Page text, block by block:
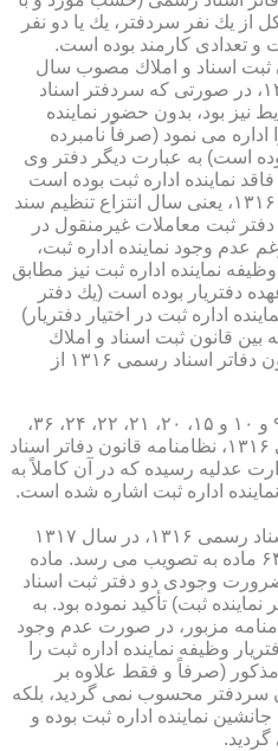
از یك نفر سردفتر، یك یا دو نفر
و تعدادی كارمند بوده است.
ثبت اسناد و املاك مصوب سال
۱۳۱۰) از سال ۱۳۱۰ تا سال ۱۳۱۶، در صورتی كه سردفتر اسناد
نیز بود، بدون حضور نماینده
اداره می نمود (صرفاً نامبرده
است) به عبارت دیگر دفتر وی
نماینده اداره ثبت بوده است
لیكن از این تاریخ به بعد، (ازسال ۱۳۱۶، یعنی سال انتزاع تنظیم سند
ثبت معاملات غیرمنقول در
عدم وجود نماینده اداره ثبت،
نماینده اداره ثبت نیز مطابق
بر عهده دفتریار بوده است (یك دفتر
اداره ثبت در اختیار دفتریار)
قانون ثبت اسناد و املاك
مصوب ۱۳۱۰ از یك طرف و قانون دفاتر اسناد رسمی ۱۳۱۶ از
در سال ۱۳۱۶ و در اجرای مواد ۹ و ۱۰ و ۱۵، ۲۰، ۲۱، ۲۲، ۲۴، ۳۶،
۵۳، ۵۷ قانون دفاتر اسناد رسمی ۱۳۱۶، نظامنامه قانون دفاتر اسناد
وزارت عدلیه رسیده كه در آن كاملاً به
اداره ثبت اشاره شده است.
براساس ماده ۴۷ قانون دفاتر اسناد رسمی ۱۳۱۶، در سال ۱۳۱۷
آئین نامه دفاتر اسناد رسمی در ۶۴ ماده به تصویب می رسد. ماده
ضرورت وجودی دو دفتر ثبت اسناد
ثبت) تأكید نموده بود. به
بر طبق ماده ۲۴ نظامنامه مزبور، در صورت عدم وجود
وظیفه نماینده اداره ثبت را
مذكور (صرفاً و فقط علاوه بر
سردفتر محسوب نمی گردید، بلكه
نماینده اداره ثبت بوده و